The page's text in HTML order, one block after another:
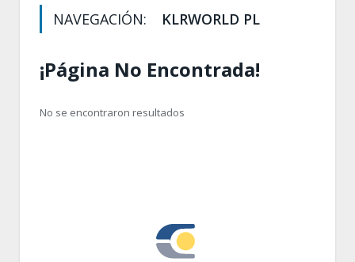
NAVEGACIÓN: KLRWORLD PL
¡Página No Encontrada!
No se encontraron resultados